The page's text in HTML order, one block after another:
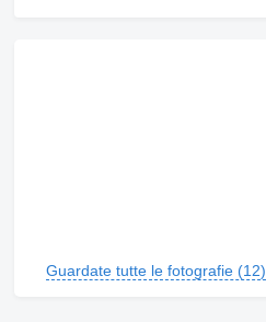
Guardate tutte le fotografie (12)